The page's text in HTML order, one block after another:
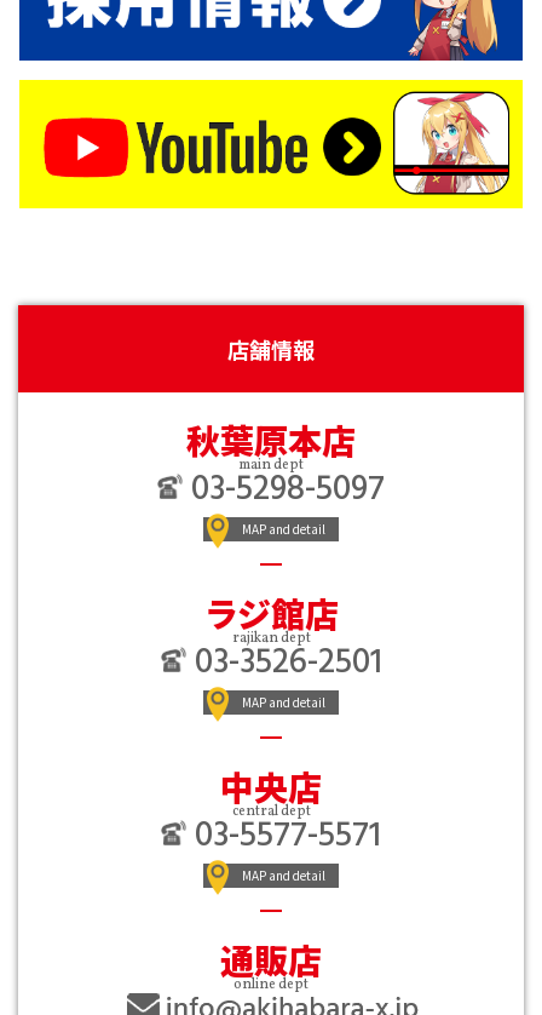
店舗情報
秋葉原本店
main dept
03-5298-5097
MAP and detail
ラジ館店
rajikan dept
03-3526-2501
MAP and detail
中央店
central dept
03-5577-5571
MAP and detail
通販店
online dept